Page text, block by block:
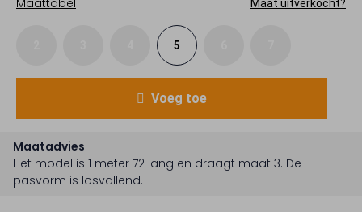
Maattabel
Maat uitverkocht?
5
Voeg toe
Maatadvies
Het model is 1 meter 72 lang en draagt maat 3. De
pasvorm is losvallend.